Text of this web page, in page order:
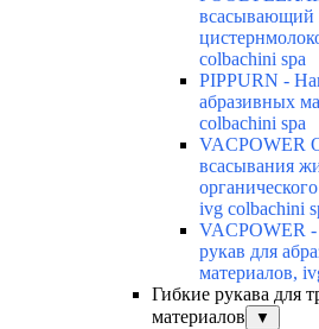
всасывающий
colbachini spa
PIPPURN -
абразивных
colbachini spa
VACPOWER
всасывания
ivg colbachini
VACPOWER
рукав для
материалов,
Гибкие рукава для
материалов
▼